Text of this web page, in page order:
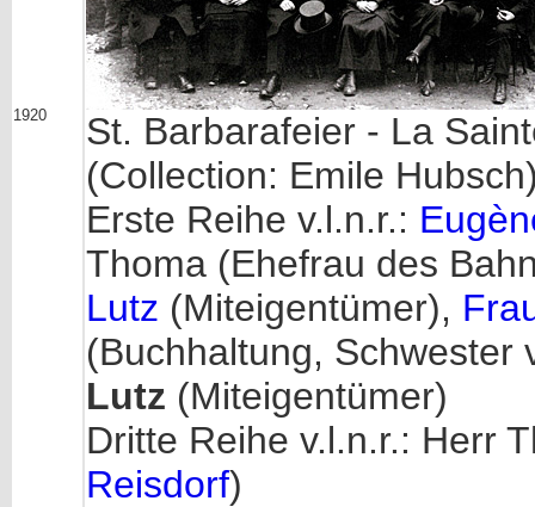
1920
St. Barbarafeier - La
(Collection: Emile
Erste Reihe v.l.n.r.:
Thoma (Ehefrau des
Lutz (Miteigentümer),
(Buchhaltung,
Lutz (Miteigentümer)
Dritte Reihe v.l.n.r.: Herr
Reisdorf)